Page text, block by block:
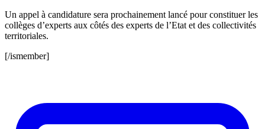
Un appel à candidature sera prochainement lancé pour constituer les
collèges d’experts aux côtés des experts de l’Etat et des collectivités
territoriales.
[/ismember]